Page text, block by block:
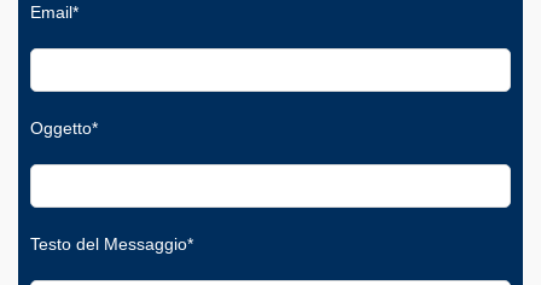
Email*
Oggetto*
Testo del Messaggio*